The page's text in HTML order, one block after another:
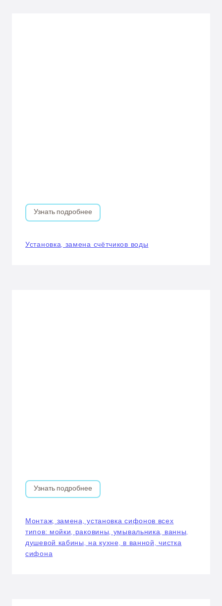
Узнать подробнее
Установка, замена счётчиков воды
Узнать подробнее
Монтаж, замена, установка сифонов всех
типов: мойки, раковины, умывальника, ванны,
душевой кабины, на кухне, в ванной, чистка
сифона